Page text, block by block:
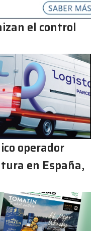
el control
operador
en España,